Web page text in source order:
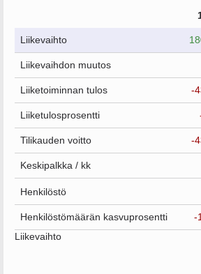
Liikevaihto
Liikevaihdon muutos
Liiketoiminnan tulos -
Liiketulosprosentti
Tilikauden voitto -
Keskipalkka / kk
Henkilöstö
Henkilöstömäärän kasvuprosentti
-
Liikevaihto